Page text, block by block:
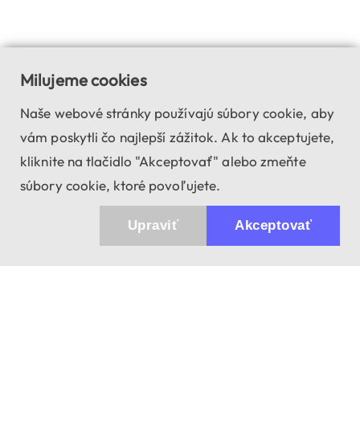
Milujeme cookies
Naše webové stránky používajú súbory cookie, aby
vám poskytli čo najlepší zážitok. Ak to akceptujete,
kliknite na tlačidlo "Akceptovať" alebo zmeňte
súbory cookie, ktoré povoľujete.
Akceptovať
Upraviť